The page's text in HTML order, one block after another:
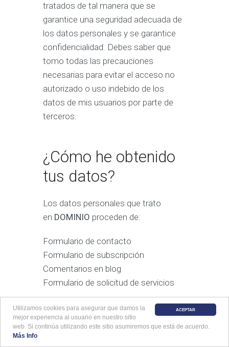
ACEPTAR
Utilizamos cookies para asegurar que damos la
mejor experiencia al usuario en nuestro sitio
web. Si continúa utilizando este sitio asumiremos que está de acuerdo.
Más Info
tratados de tal manera que se
garantice una seguridad adecuada de
los datos personales y se garantice
confidencialidad. Debes saber que
tomo todas las precauciones
necesarias para evitar el acceso no
autorizado o uso indebido de los
datos de mis usuarios por parte de
terceros.
¿Cómo he obtenido
tus datos?
Los datos personales que trato
en DOMINIO proceden de:
Formulario de contacto
Formulario de subscripción
Comentarios en blog
Formulario de solicitud de servicios
¿Cuáles son tus
derechos cuando me